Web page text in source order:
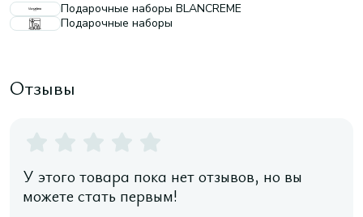
Подарочные наборы BLANCREME
Подарочные наборы
Отзывы
У этого товара пока нет отзывов, но вы
можете стать первым!